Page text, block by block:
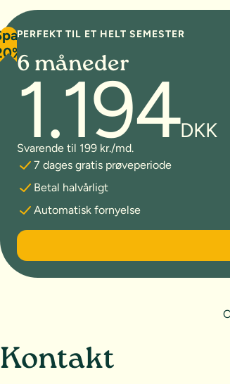
PERFEKT TIL ET HELT SEMESTER
6 måneder
1.194DKK
Svarende til 199 kr./md.
7 dages gratis prøveperiode
Betal halvårligt
Automatisk fornyelse
6 måneder
Sideoversigt og
Kontakt